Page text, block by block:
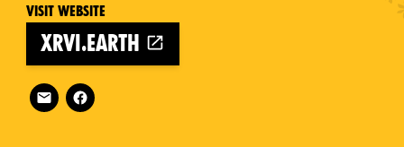
Visit website
xrvi.earth
Follow XR Vancouver Island on